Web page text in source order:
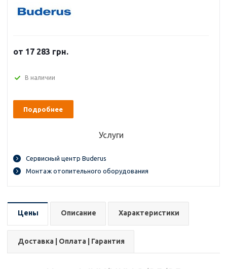
от 17 283 грн.
В наличии
Подробнее
Услуги
Сервисный центр Buderus
Монтаж отопительного оборудования
Цены Описание Характеристики
Доставка | Оплата | Гарантия